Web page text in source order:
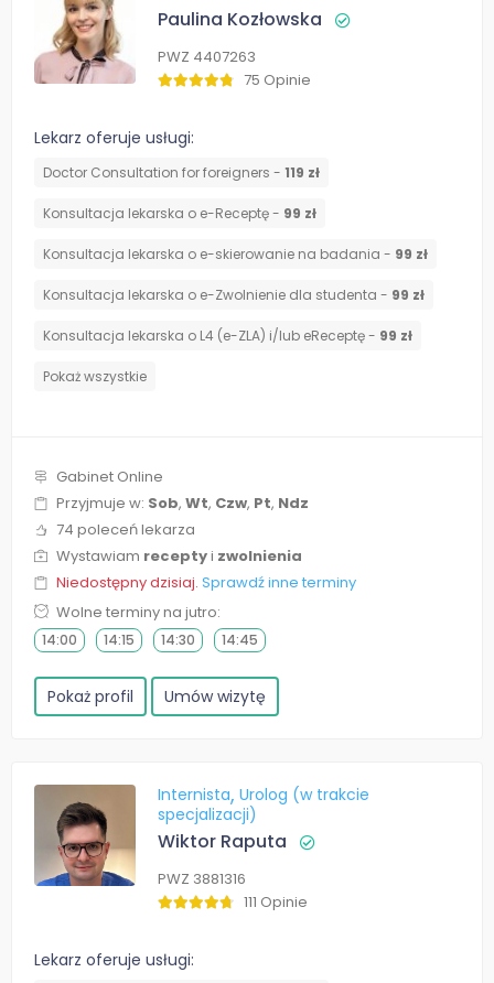
Paulina Kozłowska
PWZ 4407263
75 Opinie
Lekarz oferuje usługi:
Doctor Consultation for foreigners - 119 zł
Konsultacja lekarska o e-Receptę - 99 zł
Konsultacja lekarska o e-skierowanie na badania - 99 zł
Konsultacja lekarska o e-Zwolnienie dla studenta - 99 zł
Konsultacja lekarska o L4 (e-ZLA) i/lub eReceptę - 99 zł
Pokaż wszystkie
Gabinet Online
Przyjmuje w: Sob, Wt, Czw, Pt, Ndz
74 poleceń lekarza
Wystawiam receptyi zwolnienia
Niedostępny dzisiaj. Sprawdź inne terminy
Wolne terminy na jutro:
14:00 14:15 14:30 14:45
Pokaż profil Umów wizytę
Internista Urolog (w trakcie
specjalizacji)
Wiktor Raputa
PWZ 3881316
111 Opinie
Lekarz oferuje usługi: